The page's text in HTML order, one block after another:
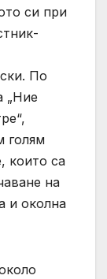
си при
По
„Ние
голям
които са
на
и околна